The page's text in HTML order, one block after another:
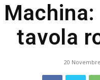
tavola
20